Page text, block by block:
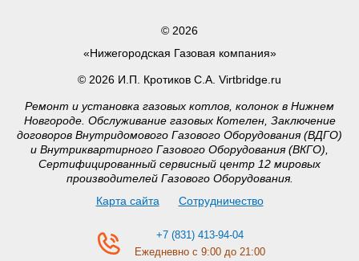
© 2026
«Нижегородская Газовая компания»
© 2026 И.П. Кротиков С.А. Virtbridge.ru
Ремонт и установка газовых котлов, колонок в Нижнем
Новгороде. Обслуживание газовых Котелен, Заключение
договоров Внутридомового Газового Оборудования (ВДГО)
и Внутриквартирного Газового Оборудования (ВКГО),
Сертифицированный сервисный центр 12 мировых
производителей Газового Оборудования.
Карта сайта
Сотрудничество
+7 (831) 413-94-04
Ежедневно с 9:00 до 21:00